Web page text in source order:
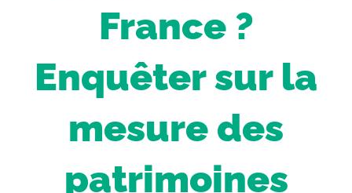
France ?
Enquêter sur la
mesure des
patrimoines